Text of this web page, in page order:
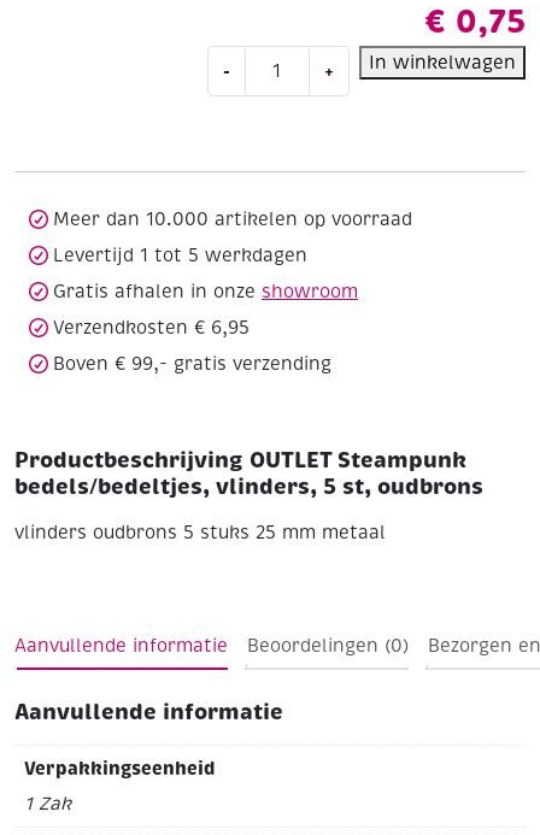
€ 0,75
-
Steampunk
oudbrons
aantal
+ In winkelwagen
Meer dan 10.000 artikelen op voorraad
Levertijd 1 tot 5 werkdagen
Gratis afhalen in onze showroom
Verzendkosten € 6,95
Boven € 99,- gratis verzending
Productbeschrijving OUTLET Steampunk
bedels/bedeltjes, vlinders, 5 st, oudbrons
vlinders oudbrons 5 stuks 25 mm metaal
Aanvullende informatie Beoordelingen (0) Bezorgen
Aanvullende informatie
Verpakkingseenheid
1 Zak